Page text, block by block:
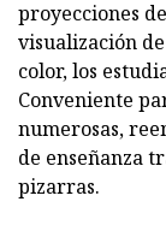
proyecciones
visualización
color, los
Conveniente
numerosas,
de enseñanza
pizarras.